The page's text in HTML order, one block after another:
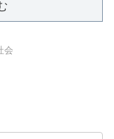
会